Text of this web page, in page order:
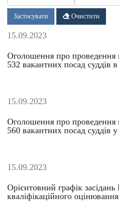
Дата Дата
Застосувати Очистити
15.09.2023
Оголошення про проведення
532 вакантних посад суддів
15.09.2023
Оголошення про проведення
560 вакантних посад суддів
15.09.2023
Орієнтовний графік засідань
кваліфікаційного оцінювання